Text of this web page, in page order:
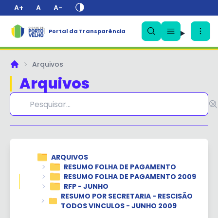
A+ A A-
Portal da Transparência
PrincipalArquivos
Arquivos
ARQUIVOS
RESUMO FOLHA DE PAGAMENTO
RESUMO FOLHA DE PAGAMENTO 2009
RFP - JUNHO
RESUMO POR SECRETARIA - RESCISÃO
TODOS VINCULOS - JUNHO 2009
✕